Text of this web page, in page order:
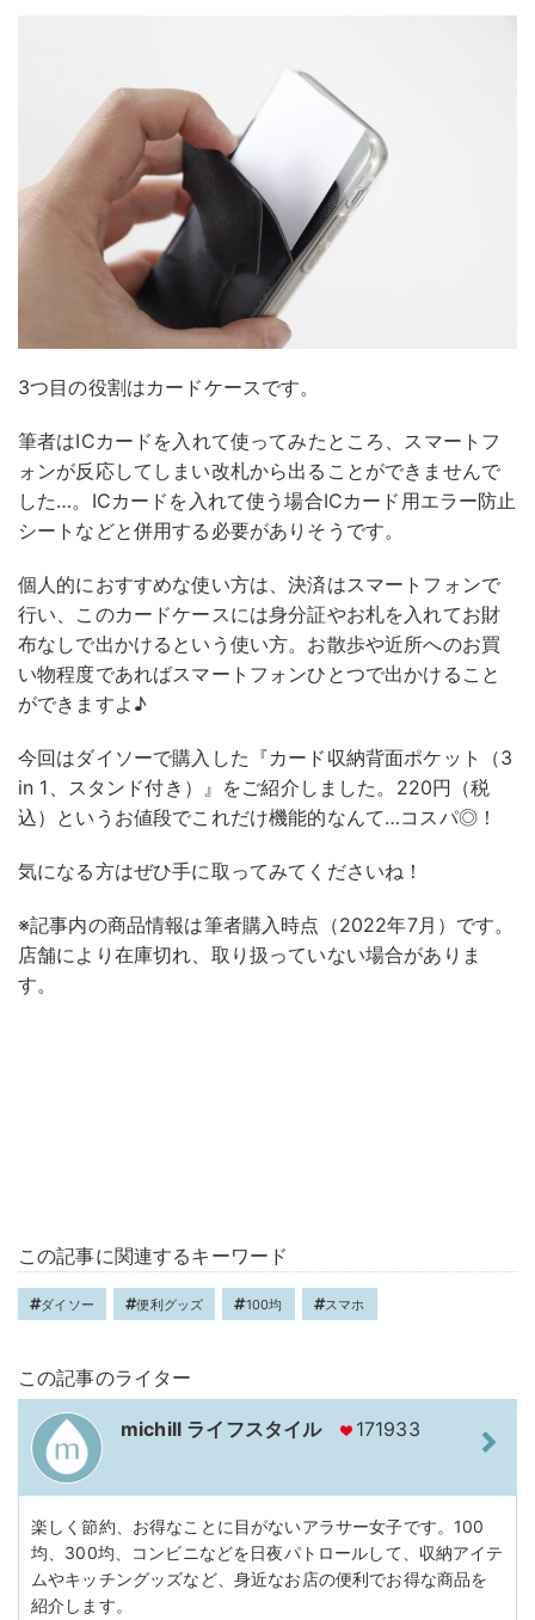
3つ目の役割はカードケースです。
筆者はICカードを入れて使ってみたところ、スマートフ
ォンが反応してしまい改札から出ることができませんで
した…。ICカードを入れて使う場合ICカード用エラー防止
シートなどと併用する必要がありそうです。
個人的におすすめな使い方は、決済はスマートフォンで
行い、このカードケースには身分証やお札を入れてお財
布なしで出かけるという使い方。お散歩や近所へのお買
い物程度であればスマートフォンひとつで出かけること
ができますよ♪
今回はダイソーで購入した『カード収納背面ポケット（3
in 1、スタンド付き）』をご紹介しました。220円（税
込）というお値段でこれだけ機能的なんて…コスパ◎！
気になる方はぜひ手に取ってみてくださいね！
※記事内の商品情報は筆者購入時点（2022年7月）です。
店舗により在庫切れ、取り扱っていない場合がありま
す。
この記事に関連するキーワード
ダイソー 便利グッズ 100均 スマホ
この記事のライター
michill ライフスタイル 171933
楽しく節約、お得なことに目がないアラサー女子です。100
均、300均、コンビニなどを日夜パトロールして、収納アイテ
ムやキッチングッズなど、身近なお店の便利でお得な商品を
紹介します。